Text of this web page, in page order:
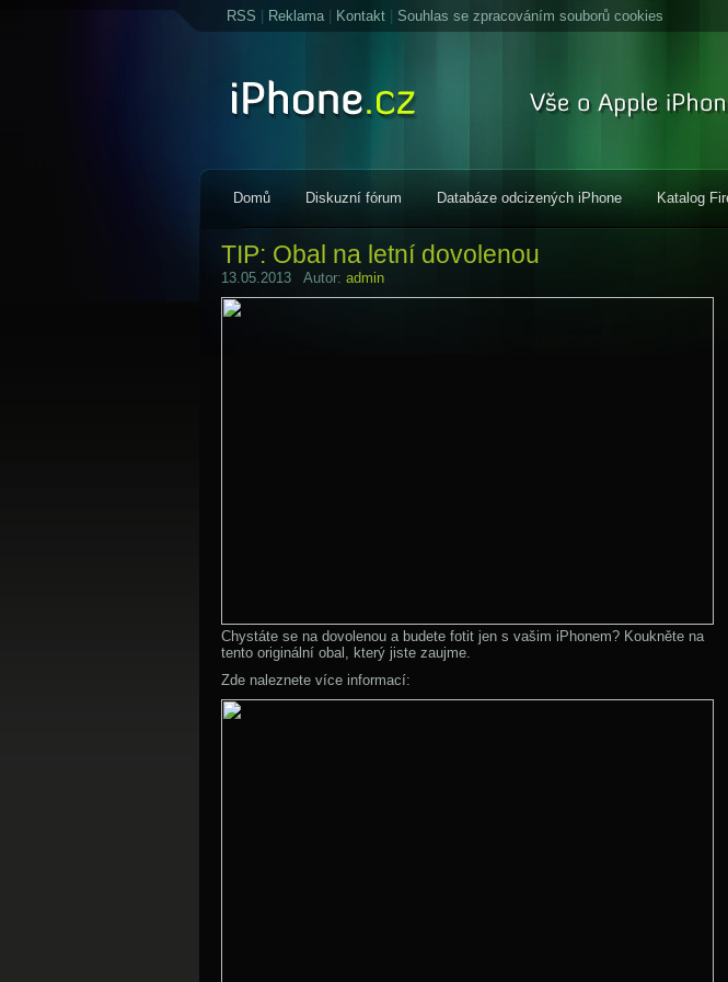
RSS Reklama| Kontakt Souhlas se zpracováním souborů cookies
Domů Diskuzní fórum Databáze odcizených iPhone Katalog
TIP: Obal na letní dovolenou
13.05.2013 Autor: admin
Chystáte se na dovolenou a budete fotit jen s vašim iPhonem? Koukněte na
tento originální obal, který jiste zaujme.
Zde naleznete více informací: